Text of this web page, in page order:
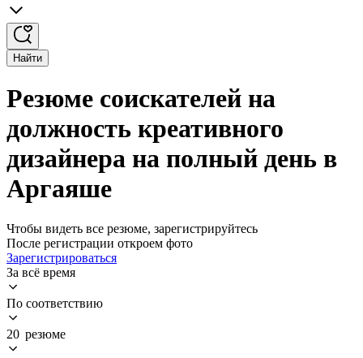
Найти
Резюме соискателей на
должность креативного
дизайнера на полный день в
Аргаяше
Чтобы видеть все резюме, зарегистрируйтесь
После регистрации откроем фото
Зарегистрироваться
За всё время
По соответствию
20 резюме